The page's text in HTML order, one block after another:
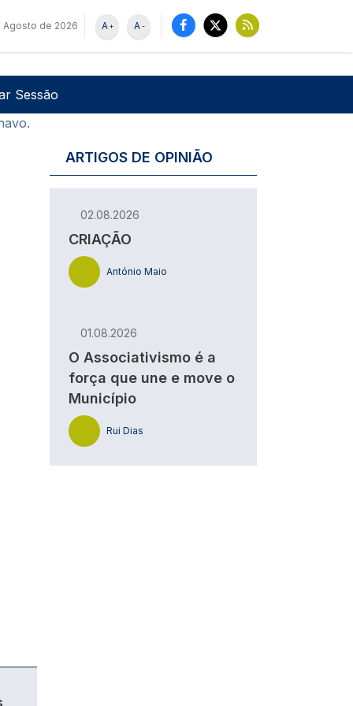
Agosto de 2026 -
A
+
A
de utilizador
Sessão
ARTIGOS DE OPINIÃO
02.08.2026
CRIAÇÃO
António Maio
01.08.2026
O Associativismo é a
força que une e move o
Município
Rui Dias